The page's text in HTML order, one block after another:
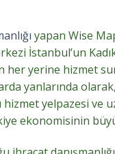
yapan Wise
İstanbul’un
her yerine hizmet
yanlarında
yelpazesi ve
ekonomisinin